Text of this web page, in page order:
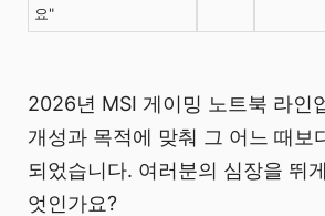
요"
2026년 MSI 게이밍 노트북 라인
개성과 목적에 맞춰 그 어느 때보
되었습니다. 여러분의 심장을 뛰
엇인가요?